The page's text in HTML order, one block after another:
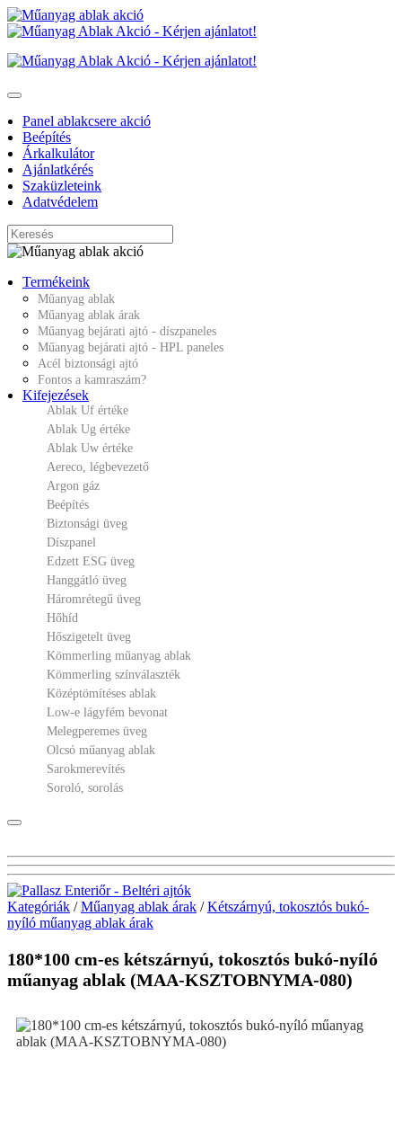
Panel ablakcsere akció
Beépítés
Árkalkulátor
Ajánlatkérés
Szaküzleteink
Adatvédelem
Termékeink
Műanyag ablak
Műanyag ablak árak
Műanyag bejárati ajtó - díszpaneles
Műanyag bejárati ajtó - HPL paneles
Acél biztonsági ajtó
Fontos a kamraszám?
Kifejezések
Ablak Uf értéke
Ablak Ug értéke
Ablak Uw értéke
Aereco, légbevezető
Argon gáz
Beépítés
Biztonsági üveg
Díszpanel
Edzett ESG üveg
Hanggátló üveg
Háromrétegű üveg
Hőhíd
Hőszigetelt üveg
Kömmerling műanyag ablak
Kömmerling színválaszték
Középtömítéses ablak
Low-e lágyfém bevonat
Melegperemes üveg
Olcsó műanyag ablak
Sarokmerevítés
Soroló, sorolás
Kategóriák /Műanyag ablak árak /Kétszárnyú, tokosztós bukó-
nyíló műanyag ablak árak
180*100 cm-es kétszárnyú, tokosztós bukó-nyíló
műanyag ablak (MAA-KSZTOBNYMA-080)